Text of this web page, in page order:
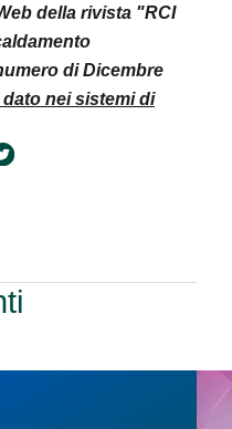
della rivista "RCI
di Dicembre
nei sistemi di